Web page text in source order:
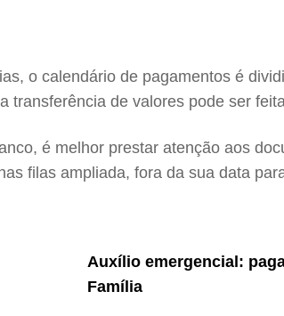
o calendário de pagamentos é
transferência de valores pode ser
é melhor prestar atenção aos
filas ampliada, fora da sua data
Auxílio emergencial:
Família